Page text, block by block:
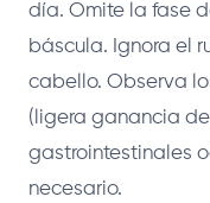
día. Omite la fase
báscula. Ignora el
cabello. Observa
(ligera ganancia
gastrointestinales
necesario.